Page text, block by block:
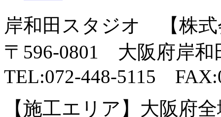
岸和田スタジオ 【株
〒596-0801 大阪府岸和
TEL:072-448-5115
【施工エリア】大阪府